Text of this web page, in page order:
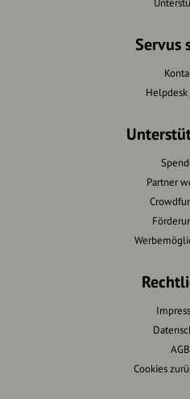
Servus
Helpdesk
Partner
AGB
Cookies